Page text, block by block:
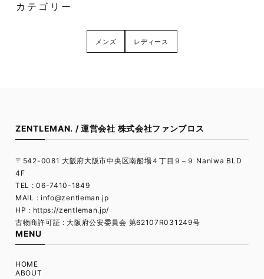
カテゴリー
メンズ レディース
ZENTLEMAN. / 運営会社 株式会社ファンブロス
〒542-0081 大阪府大阪市中央区南船場４丁目９−９ Naniwa BLD
4F
TEL : 06-7410-1849
MAIL : info@zentleman.jp
HP : https://zentleman.jp/
古物商許可証 : 大阪府公安委員会 第62107R031249号
MENU
HOME
ABOUT